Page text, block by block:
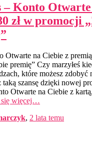
– Konto
zł w promocji
Otwarte na Ciebie z
premię” Czy marzyłeś
które możesz zdobyć
taką szansę dzięki nowej
Otwarte na Ciebie z
więcej…
, 2 lata temu